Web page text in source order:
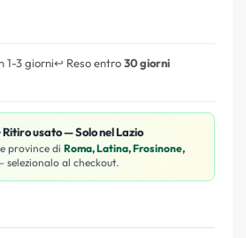
1-3 giorni↩️ Reso entro30 giorni
usato — Solo nel Lazio
province di Roma, Latina, Frosinone,
selezionalo al checkout.